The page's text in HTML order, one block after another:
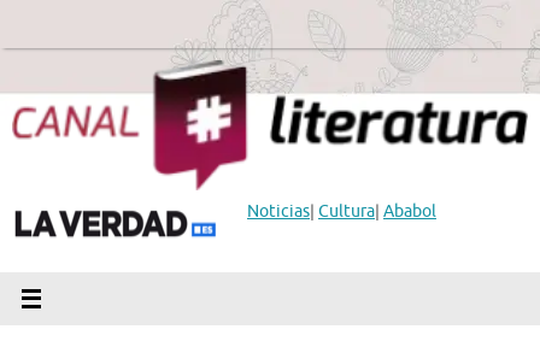
Noticias| Cultura| Ababol